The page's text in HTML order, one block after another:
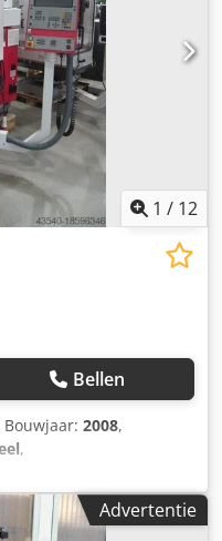
1 / 12
Bellen
Bouwjaar: 2008,
,
WF4/3 met
zeer goede staat,
Technische gegevens:
Advertentie